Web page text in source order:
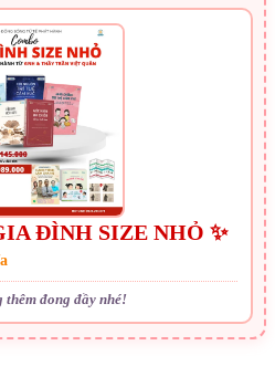
ĐÌNH SIZE NHỎ ✨
thêm đong đầy nhé!